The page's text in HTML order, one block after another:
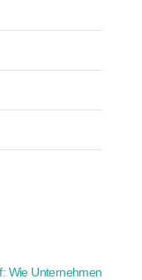
Wie Unternehmen